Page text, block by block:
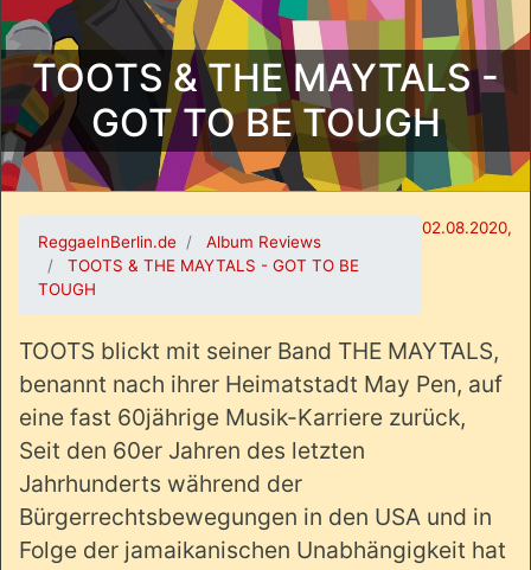
TOOTS & THE MAYTALS -
GOT TO BE TOUGH
02.08.2020,
ReggaeInBerlin.de
Album Reviews
TOOTS & THE MAYTALS - GOT TO BE
TOUGH
TOOTS blickt mit seiner Band THE MAYTALS,
benannt nach ihrer Heimatstadt May Pen, auf
eine fast 60jährige Musik-Karriere zurück,
Seit den 60er Jahren des letzten
Jahrhunderts während der
Bürgerrechtsbewegungen in den USA und in
Folge der jamaikanischen Unabhängigkeit hat